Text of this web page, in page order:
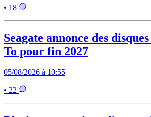
• 18
Seagate annonce des
To pour fin 2027
05/08/2026 à 10:55
• 22